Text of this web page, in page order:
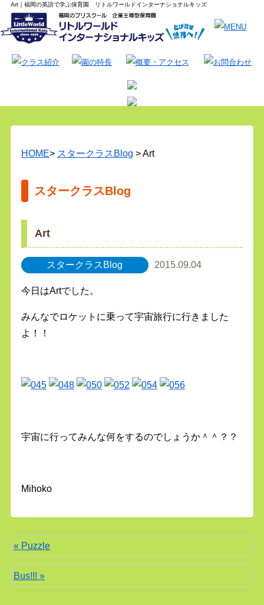
Art｜福岡の英語で学ぶ保育園 リトルワールドインターナショナルキッズ
HOME> スタークラスBlog > Art
スタークラスBlog
Art
スタークラスBlog 2015.09.04
今日はArtでした。
みんなでロケットに乗って宇宙旅行に行きました
よ！！
宇宙に行ってみんな何をするのでしょうか＾＾？？
Mihoko
« Puzzle
Bus!!! »